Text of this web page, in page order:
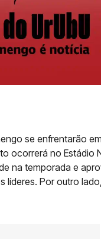
se enfrentarão
ocorrerá no Estádio
na temporada e
líderes. Por outro